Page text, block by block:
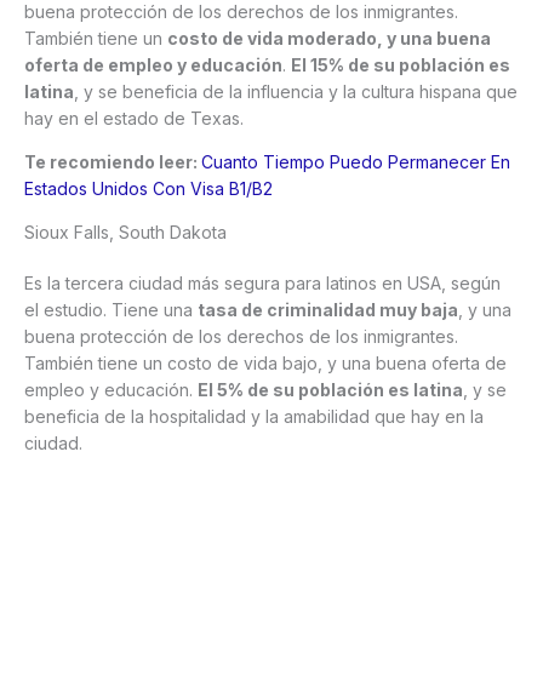
buena protección de los derechos de los inmigrantes.
También tiene un costo de vida moderado, y una buena
oferta de empleo y educación. El 15% de su población es
latina , y se beneficia de la influencia y la cultura hispana que
hay en el estado de Texas.
Te recomiendo leer: Cuanto Tiempo Puedo Permanecer En
Estados Unidos Con Visa B1/B2
Sioux Falls, South Dakota
Es la tercera ciudad más segura para latinos en USA, según
el estudio. Tiene una tasa de criminalidad muy baja , y una
buena protección de los derechos de los inmigrantes.
También tiene un costo de vida bajo, y una buena oferta de
empleo y educación. El 5% de su población es latina , y se
beneficia de la hospitalidad y la amabilidad que hay en la
ciudad.